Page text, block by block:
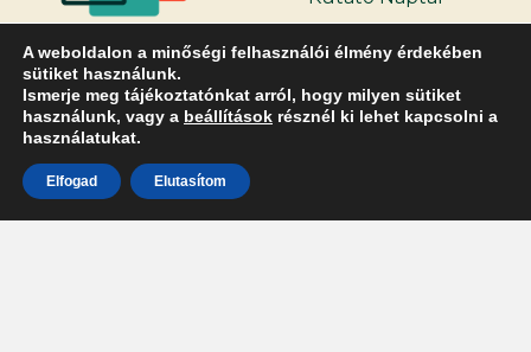
Támogatóink
Hírek
GYIK
Kapcsolat
A weboldalon a minőségi felhasználói élmény érdekében
sütiket használunk.
Ismerje meg tájékoztatónkat arról, hogy milyen sütiket
használunk, vagy a beállítások résznél ki lehet kapcsolni a
használatukat.
Elfogad Elutasítom